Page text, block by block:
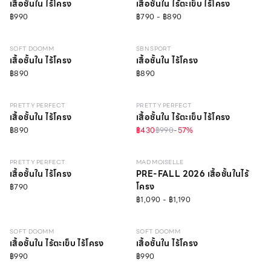
เสื้อชั้นใน ไร้โครง
฿990
เสื้อชั้นใน ไร้ตะเข็บ ไร้โครง
฿790 - ฿890
NEW
SOFT DOOMM
เสื้อชั้นใน ไร้โครง
฿890
NEW MEDIUM–HIGH
SBN SPORT
เสื้อชั้นใน ไร้โครง
฿890
NEW
PRETTY PERFECT
เสื้อชั้นใน ไร้โครง
฿890
NEW
PRETTY PERFECT
เสื้อชั้นใน ไร้ตะเข็บ ไร้โครง
฿430฿990-57%
NEW
PRETTY PERFECT
เสื้อชั้นใน ไร้โครง
฿790
NEW LEVEL 1
MAD MOISELLE
PRE-FALL 2026 เสื้อชั้นในไร้
โครง
฿1,090 - ฿1,190
SOFT DOOMM
เสื้อชั้นใน ไร้ตะเข็บ ไร้โครง
฿990
NEW LEVEL 3
SOFT DOOMM
เสื้อชั้นใน ไร้โครง
฿990
NEW NEW